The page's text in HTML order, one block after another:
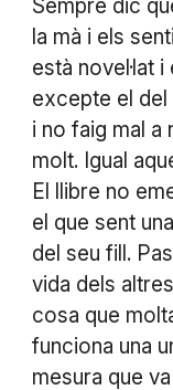
Sempre dic
la mà i els
està novel·lat
excepte el
i no faig mal a
molt. Igual
El llibre no
el que sent
del seu fill.
vida dels
cosa que
funciona una
mesura que